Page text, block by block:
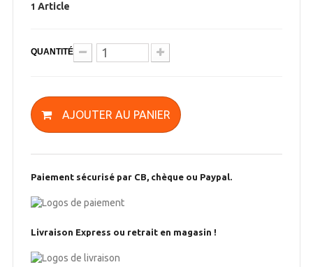
1 Article
QUANTITÉ
AJOUTER AU PANIER
Paiement sécurisé par CB, chèque ou Paypal.
Livraison Express ou retrait en magasin !